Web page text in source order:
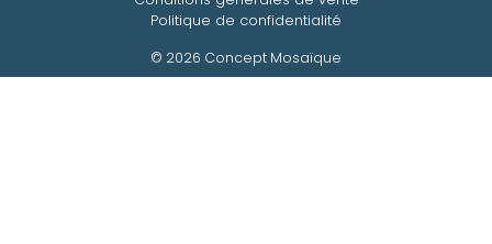
© 2026 Concept Mosaïque
Politique de confidentialité